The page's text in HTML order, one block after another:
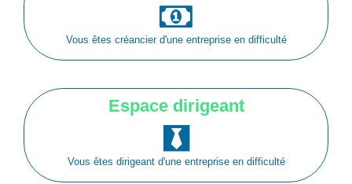
Vous êtes créancier d'une entreprise en difficulté
Espace dirigeant
Vous êtes dirigeant d'une entreprise en difficulté